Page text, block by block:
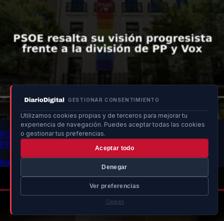
GESTIONAR CONSENTIMIENTO
Utilizamos cookies propias y de terceros para mejorar tu
experiencia de navegación. Puedes aceptar todas las cookies
o gestionar tus preferencias.
Aceptar todo
Denegar
Ver preferencias
Cookies
PSOE resalta su visión progresista frente a la división de
PP y Vox
hace 3h